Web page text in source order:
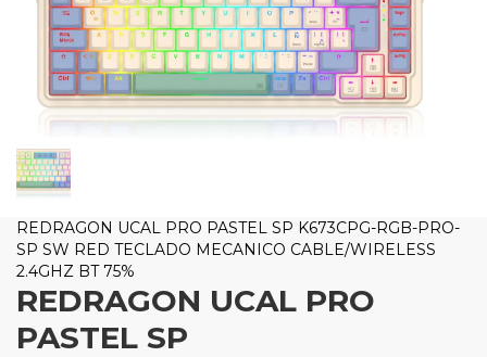
REDRAGON UCAL PRO PASTEL SP K673CPG-RGB-PRO-
SP SW RED TECLADO MECANICO CABLE/WIRELESS
2.4GHZ BT 75%
REDRAGON UCAL PRO
PASTEL SP